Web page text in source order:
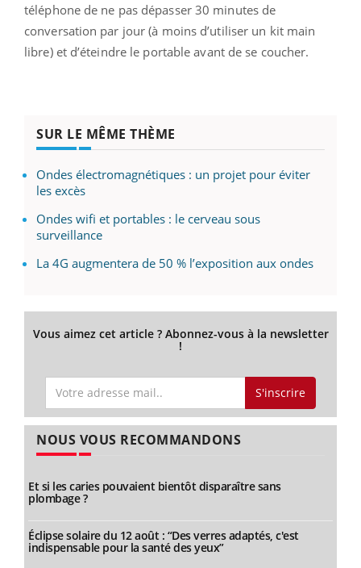
téléphone de ne pas dépasser 30 minutes de
conversation par jour (à moins d’utiliser un kit main
libre) et d’éteindre le portable avant de se coucher.
SUR LE MÊME THÈME
Ondes électromagnétiques : un projet pour éviter
les excès
Ondes wifi et portables : le cerveau sous
surveillance
La 4G augmentera de 50 % l’exposition aux ondes
Vous aimez cet article ? Abonnez-vous à la newsletter
!
S'inscrire
NOUS VOUS RECOMMANDONS
Et si les caries pouvaient bientôt disparaître sans
plombage ?
Éclipse solaire du 12 août : “Des verres adaptés, c'est
indispensable pour la santé des yeux”